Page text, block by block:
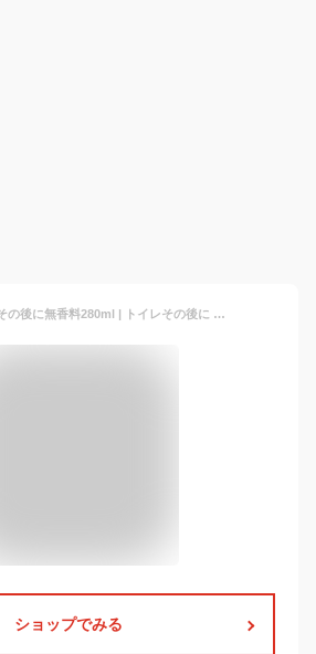
小林製薬 トイレその後に無香料280ml | トイレその後に トイレ 消臭スプレー スプレー 携帯用 無香料 消臭剤 トイレ用 エチケット ニオイ対策
ショップでみる